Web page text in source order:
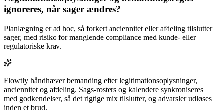
ignoreres, når sager ændres?
Planlægning er ad hoc, så forkert anciennitet eller afdeling tilslutter
sager, med risiko for manglende compliance med kunde- eller
regulatoriske krav.
Flowtly håndhæver bemanding efter legitimationsoplysninger,
anciennitet og afdeling. Sags-rosters og kalendere synkroniseres
med godkendelser, så det rigtige mix tilslutter, og advarsler udløses
inden et brud.